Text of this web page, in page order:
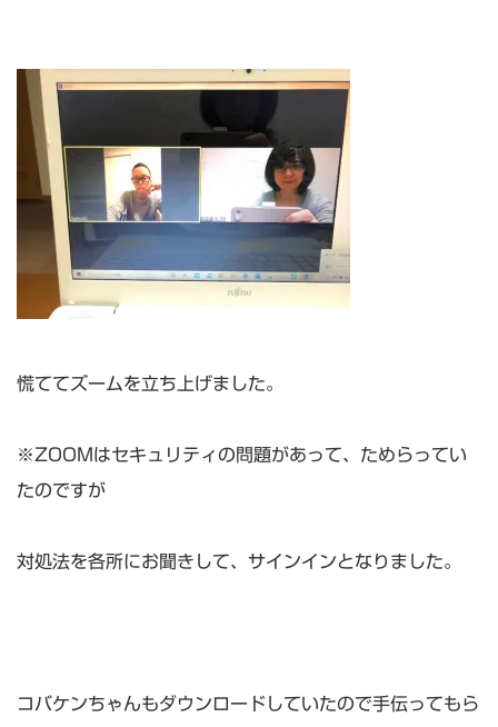
慌ててズームを立ち上げました。
※ZOOMはセキュリティの問題があって、ためらってい
たのですが
対処法を各所にお聞きして、サインインとなりました。
コバケンちゃんもダウンロードしていたので手伝ってもら